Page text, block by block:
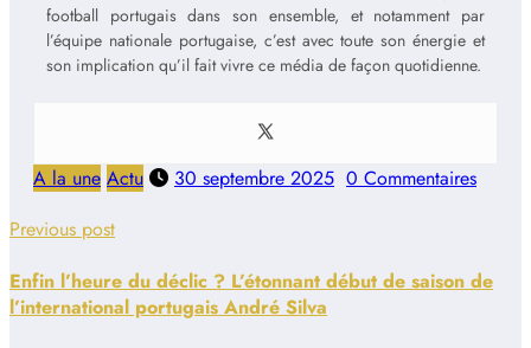
football portugais dans son ensemble, et notamment par
l’équipe nationale portugaise, c’est avec toute son énergie et
son implication qu’il fait vivre ce média de façon quotidienne.
A la une Actu 30 septembre 2025 0 Commentaires
Previous post
Enfin l’heure du déclic ? L’étonnant début de saison de
l’international portugais André Silva